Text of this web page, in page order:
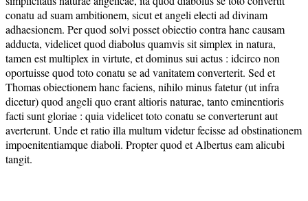
conatu ad suam ambitionem, sicut et angeli electi ad divinam
adhaesionem. Per quod solvi posset obiectio contra hanc causam
adducta, videlicet quod diabolus quamvis sit simplex in natura,
tamen est multiplex in virtute, et dominus sui actus : idcirco non
oportuisse quod toto conatu se ad vanitatem converterit. Sed et
Thomas obiectionem hanc faciens, nihilo minus fatetur (ut infra
dicetur) quod angeli quo erant altioris naturae, tanto eminentioris
facti sunt gloriae : quia videlicet toto conatu se converterunt aut
averterunt. Unde et ratio illa multum videtur fecisse ad obstinationem
impoenitentiamque diaboli. Propter quod et Albertus eam alicubi
tangit.